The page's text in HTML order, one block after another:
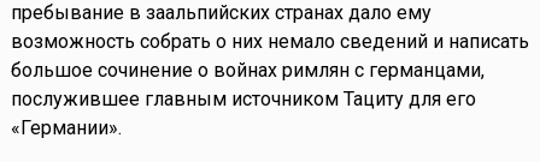
пребывание в заальпийских странах дало ему
возможность собрать о них немало сведений и написать
большое сочинение о войнах римлян с германцами,
послужившее главным источником Тациту для его
«Германии».